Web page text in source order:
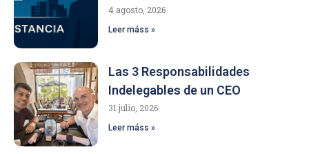
4 agosto, 2026
Leer máss »
Las 3 Responsabilidades
Indelegables de un CEO
31 julio, 2026
Leer máss »